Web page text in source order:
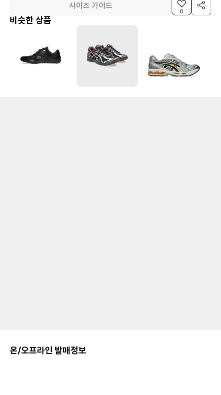
사이즈 가이드
0
비슷한 상품
온/오프라인 발매정보